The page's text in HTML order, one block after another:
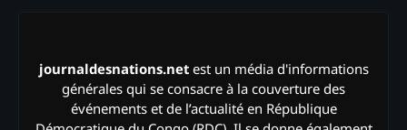
journaldesnations.netest un média d'informations
générales qui se consacre à la couverture des
événements et de l’actualité en République